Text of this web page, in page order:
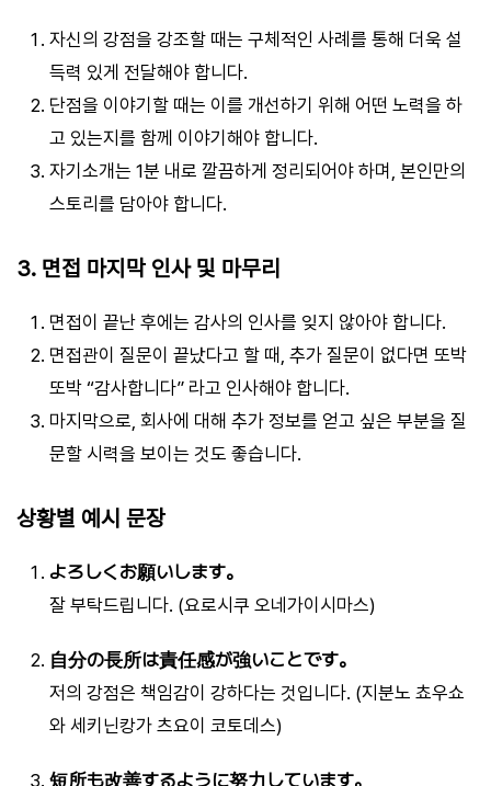
자신의 강점을 강조할 때는 구체적인 사례를 통해 더욱 설
득력 있게 전달해야 합니다.
단점을 이야기할 때는 이를 개선하기 위해 어떤 노력을 하
고 있는지를 함께 이야기해야 합니다.
자기소개는 1분 내로 깔끔하게 정리되어야 하며, 본인만의
스토리를 담아야 합니다.
3. 면접 마지막 인사 및 마무리
면접이 끝난 후에는 감사의 인사를 잊지 않아야 합니다.
면접관이 질문이 끝났다고 할 때, 추가 질문이 없다면 또박
또박 “감사합니다” 라고 인사해야 합니다.
마지막으로, 회사에 대해 추가 정보를 얻고 싶은 부분을 질
문할 시력을 보이는 것도 좋습니다.
상황별 예시 문장
よろしくお願いします。
잘 부탁드립니다. (요로시쿠 오네가이시마스)
自分の長所は責任感が強いことです。
저의 강점은 책임감이 강하다는 것입니다. (지분노 쵸우쇼
와 세키닌캉가 츠요이 코토데스)
短所も改善するように努力しています。